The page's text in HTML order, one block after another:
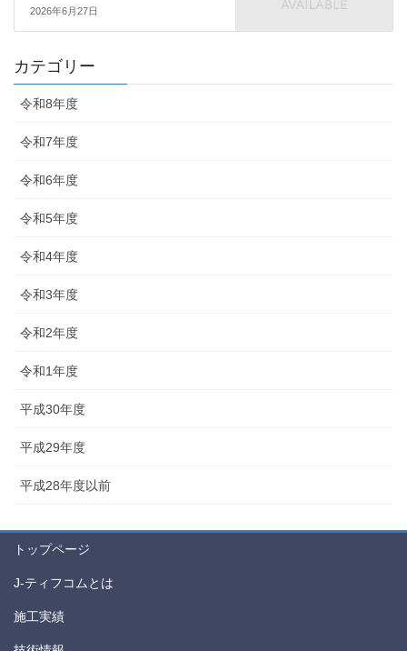
2026年6月27日
カテゴリー
令和8年度
令和7年度
令和6年度
令和5年度
令和4年度
令和3年度
令和2年度
令和1年度
平成30年度
平成29年度
平成28年度以前
トップページ
J-ティフコムとは
施工実績